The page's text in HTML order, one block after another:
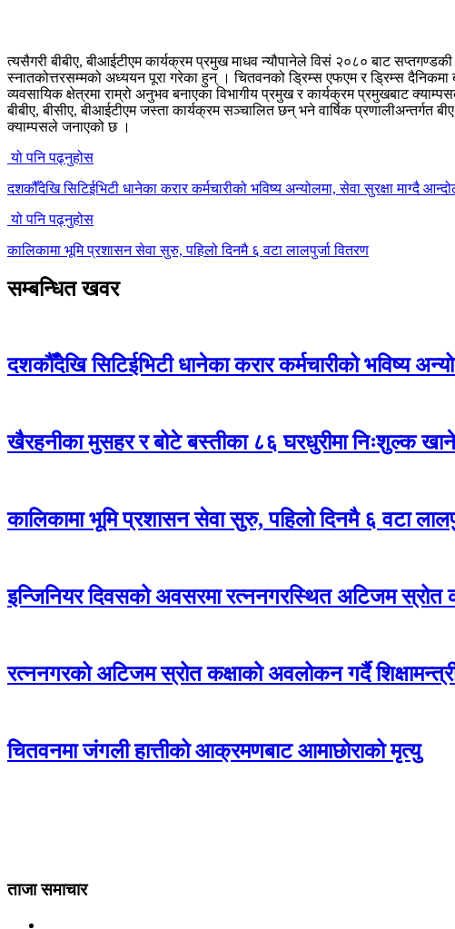
त्यसैगरी बीबीए, बीआईटीएम कार्यक्रम प्रमुख माधव न्यौपानेले विसं २०८० बाट
स्नातकोत्तरसम्मको अध्ययन पूरा गरेका हुन् । चितवनको ड्रिम्स एफएम र ड्रिम्स
व्यवसायिक क्षेत्रमा राम्रो अनुभव बनाएका विभागीय प्रमुख र कार्यक्रम प्रमुखबाट
बीबीए, बीसीए, बीआईटीएम जस्ता कार्यक्रम सञ्चालित छन् भने वार्षिक
क्याम्पसले जनाएको छ ।
यो पनि पढ्नुहोस
दशकौँदेखि सिटिईभिटी धानेका करार कर्मचारीको भविष्य अन्योलमा, सेवा सुरक्षा माग्दै
यो पनि पढ्नुहोस
कालिकामा भूमि प्रशासन सेवा सुरु, पहिलो दिनमै ६ वटा लालपुर्जा वितरण
सम्बन्धित खवर
दशकौँदेखि सिटिईभिटी धानेका करार कर्मचारीको भविष्य
खैरहनीका मुसहर र बोटे बस्तीका ८६ घरधुरीमा निःशुल्क
कालिकामा भूमि प्रशासन सेवा सुरु, पहिलो दिनमै ६ वटा
इन्जिनियर दिवसको अवसरमा रत्ननगरस्थित अटिजम स्रोत
रत्ननगरको अटिजम स्रोत कक्षाको अवलोकन गर्दै
चितवनमा जंगली हात्तीको आक्रमणबाट आमाछोराको मृत्यु
ताजा समाचार